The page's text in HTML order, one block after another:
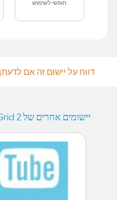
חופשי לשימוש
דווח על יישום זה אם
יישומים אחרים של Smartbox - The Grid 2